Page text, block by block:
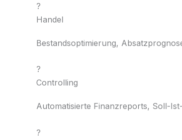
?
Handel
Bestandsoptimierung,
?
Controlling
Automatisierte Finanzreports, Soll-
?